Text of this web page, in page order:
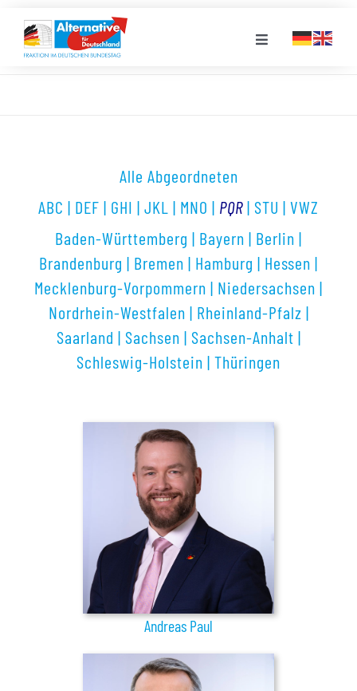
Inhalt
springen
Toggle
VERANSTALTUNGEN
PRESSE
MEDIATHEK
Alle Abgeordneten
ABC | DEF | GHI | JKL | MNO | PQR| STU | VWZ
Baden-Württemberg | Bayern | Berlin |
Brandenburg | Bremen | Hamburg | Hessen |
Mecklenburg-Vorpommern | Niedersachsen |
Nordrhein-Westfalen | Rheinland-Pfalz |
Saarland | Sachsen | Sachsen-Anhalt |
Schleswig-Holstein | Thüringen
Andreas Paul